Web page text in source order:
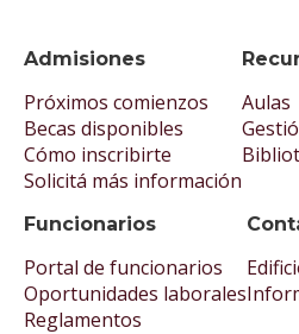
Admisiones
Próximos comienzos
Becas disponibles
Cómo inscribirte
Solicitá más información
Aulas
Funcionarios
Portal de funcionarios
Oportunidades laborales
Reglamentos